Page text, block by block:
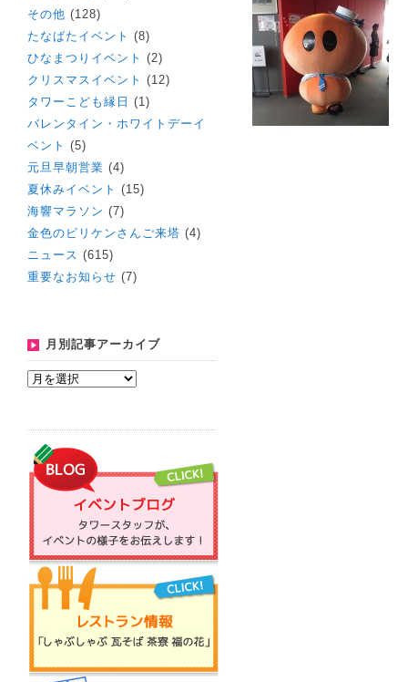
その他 (128)
たなばたイベント (8)
ひなまつりイベント (2)
クリスマスイベント (12)
タワーこども縁日 (1)
バレンタイン・ホワイトデーイ
ベント (5)
元旦早朝営業 (4)
夏休みイベント (15)
海響マラソン (7)
金色のビリケンさんご来塔 (4)
ニュース (615)
重要なお知らせ (7)
月別記事アーカイブ